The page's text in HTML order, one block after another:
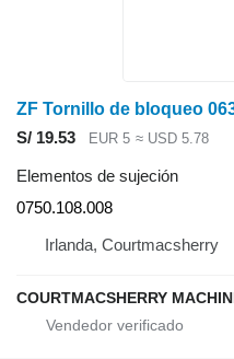
ZF Tornillo de bloqueo
S/ 19.53
EUR 5 ≈ USD 5.78
Elementos de sujeción
0750.108.008
Irlanda, Courtmacsherry
COURTMACSHERRY